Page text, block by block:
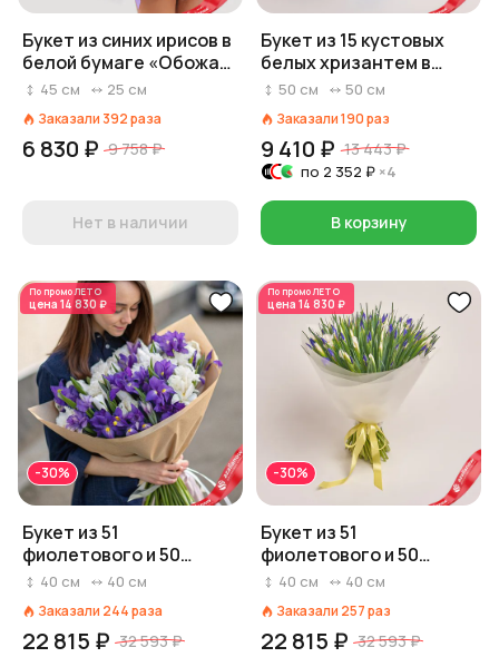
Букет из синих ирисов в
белой бумаге «Обожаю
я тебя»
45 см 25 см
Заказали 392раза
6 830 ₽ 9 758 ₽
Нет в наличии
Букет из 15 кустовых
белых хризантем в
голубой пленке
50 см 50 см
Заказали190раз
9 410 ₽ 13 443 ₽
по 2 352 ₽ ×4
В корзину
По промоЛЕТО
цена 14 830 ₽
-30%
Букет из 51
фиолетового и 50
белых ирисов в крафте
40 см 40 см
Заказали 244раза
22 815 ₽ 32 593 ₽
По промоЛЕТО
цена 14 830 ₽
-30%
Букет из 51
фиолетового и 50
белых ирисов в белой
40 см 40 см
Заказали 257раз
22 815 ₽ 32 593 ₽